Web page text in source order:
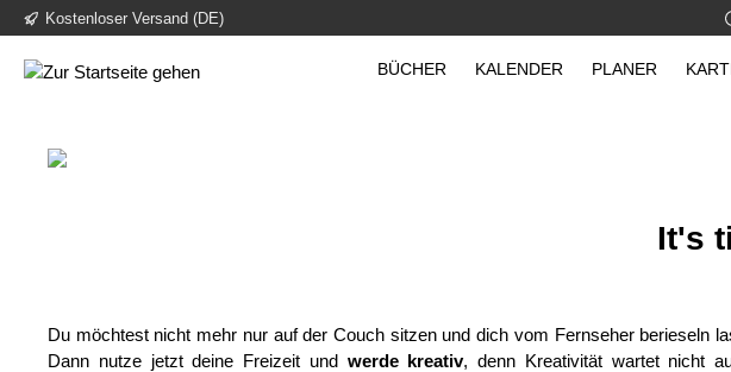
springen
Kostenloser Versand (DE)
BÜCHER KALENDER PLANER
It's
Du möchtest nicht mehr nur auf der Couch sitzen und dich vom Fernseher berieseln
Dann nutze jetzt deine Freizeit und werde kreativ, denn Kreativität wartet nicht